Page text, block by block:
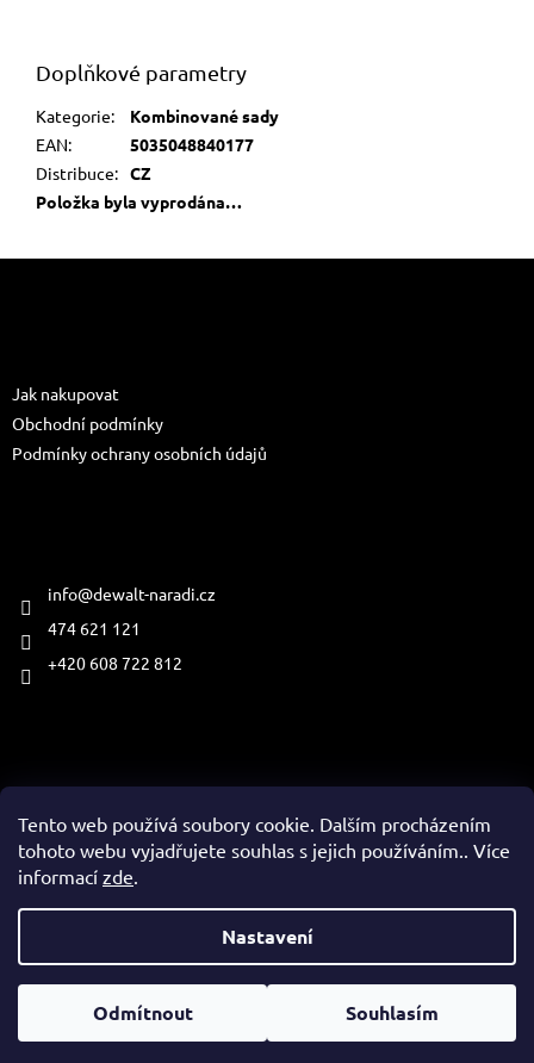
Tento web používá soubory cookie. Dalším procházením
tohoto webu vyjadřujete souhlas s jejich používáním.. Více
informací zde.
Nastavení
Odmítnout Souhlasím
Doplňkové parametry
Kategorie:
Kombinované sady
EAN:
5035048840177
Distribuce: CZ
Položka byla vyprodána…
Jak nakupovat
Obchodní podmínky
Podmínky ochrany osobních údajů
info@dewalt-naradi.cz
474 621 121
+420 608 722 812
Copyright 2026www.dewalt-naradi.cz. Všechna práva